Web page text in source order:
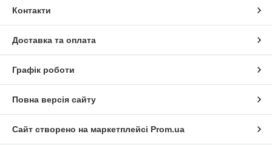
Контакти
Доставка та оплата
Графік роботи
Повна версія сайту
Сайт створено на маркетплейсі Prom.ua